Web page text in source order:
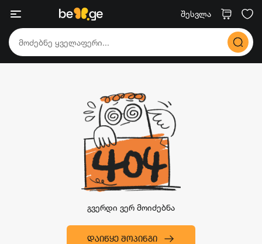
შესვლა
გვერდი ვერ მოიძებნა
ᲓᲐᲘᲬᲧᲔ ᲨᲝᲞᲘᲜᲒᲘ